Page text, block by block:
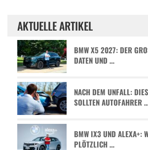
AKTUELLE ARTIKEL
BMW X5 2027: DER
ATEN UND …
NACH DEM UNFALL:
SOLLTEN AUTOFAHRER
BMW IX3 UND ALEXA+:
PLÖTZLICH …